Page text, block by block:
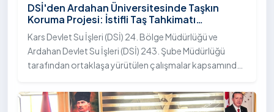
DSİ'den Ardahan Üniversitesinde Taşkın
Koruma Projesi: İstifli Taş Tahkimatı
Çalışmaları Tamamlandı
Kars Devlet Su İşleri (DSİ) 24. Bölge Müdürlüğü ve
Ardahan Devlet Su İşleri (DSİ) 243. Şube Müdürlüğü
tarafından ortaklaşa yürütülen çalışmalar kapsamında,
"İstifli Taş Tahkimatı" projesi titizlikle tamamlandı.